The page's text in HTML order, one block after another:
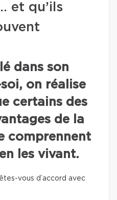
et qu’ils
dans son
on réalise
certains des
de la
comprennent
les vivant.
vous d’accord avec